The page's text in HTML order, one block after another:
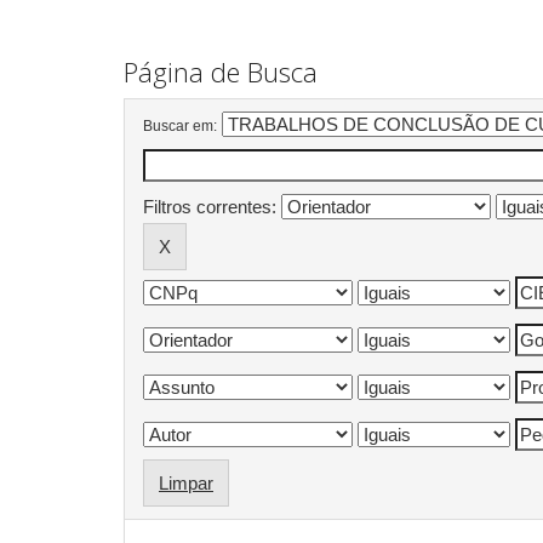
Página de Busca
Buscar em:
Filtros correntes:
Limpar